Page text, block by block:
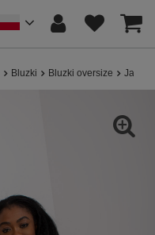
Bluzki Bluzki oversize